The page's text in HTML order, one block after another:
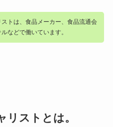
トは、食品メーカー、食品流通会
などで働いています。
リストとは。